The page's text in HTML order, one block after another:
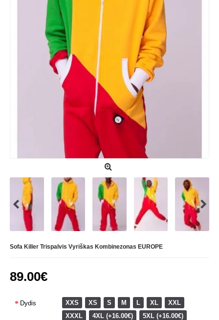
Sofa Killer Trispalvis Vyriškas Kombinezonas EUROPE
89.00€
Dydis XXS XS S M L XL
XXL
XXXL
4XL (+16.00€)
5XL (+16.00€)